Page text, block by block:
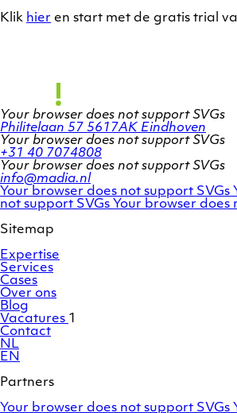
Klik hier en start met de gratis trial
Your browser does not support SVGs
Philitelaan 57 5617AK Eindhoven
Your browser does not support SVGs
+31 40 7074808
Your browser does not support SVGs
info@madia.nl
Twitter
account
Your browser does not support SVGs
not support SVGs Facebook
Your browser does
Sitemap
Expertise
Services
Cases
Over ons
Blog
Vacatures 1
Contact
NL
EN
Partners
Adobe
Your browser does not support SVGs